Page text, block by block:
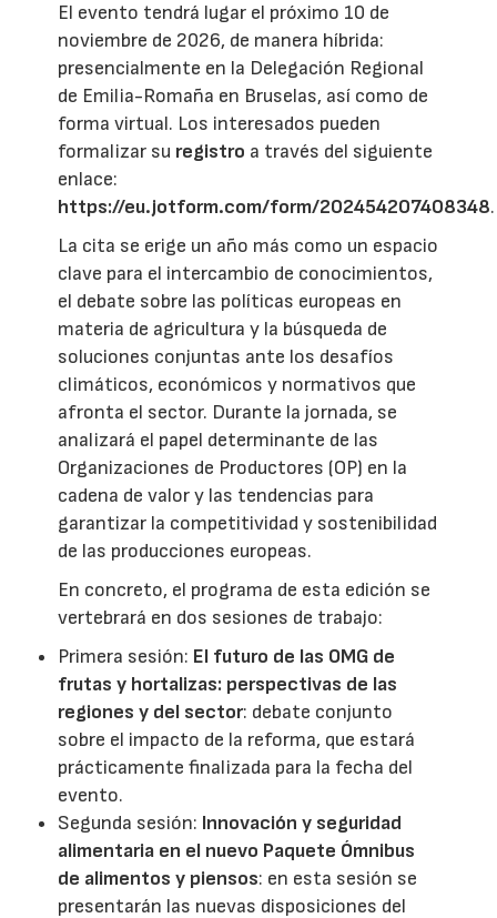
El evento tendrá lugar el próximo 10 de
noviembre de 2026, de manera híbrida:
presencialmente en la Delegación Regional
de Emilia-Romaña en Bruselas, así como de
forma virtual. Los interesados pueden
formalizar su registro a través del siguiente
enlace:
https://eu.jotform.com/form/202454207408348.
La cita se erige un año más como un espacio
clave para el intercambio de conocimientos,
el debate sobre las políticas europeas en
materia de agricultura y la búsqueda de
soluciones conjuntas ante los desafíos
climáticos, económicos y normativos que
afronta el sector. Durante la jornada, se
analizará el papel determinante de las
Organizaciones de Productores (OP) en la
cadena de valor y las tendencias para
garantizar la competitividad y sostenibilidad
de las producciones europeas.
En concreto, el programa de esta edición se
vertebrará en dos sesiones de trabajo:
Primera sesión: El futuro de las OMG de
frutas y hortalizas: perspectivas de las
regiones y del sector: debate conjunto
sobre el impacto de la reforma, que estará
prácticamente finalizada para la fecha del
evento.
Segunda sesión: Innovación y seguridad
alimentaria en el nuevo Paquete Ómnibus
de alimentos y piensos: en esta sesión se
presentarán las nuevas disposiciones del